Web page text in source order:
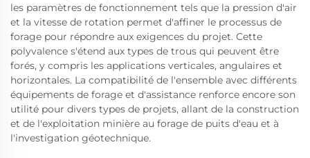
les paramètres de fonctionnement tels que la pression d'air
et la vitesse de rotation permet d'affiner le processus de
forage pour répondre aux exigences du projet. Cette
polyvalence s'étend aux types de trous qui peuvent être
forés, y compris les applications verticales, angulaires et
horizontales. La compatibilité de l'ensemble avec différents
équipements de forage et d'assistance renforce encore son
utilité pour divers types de projets, allant de la construction
et de l'exploitation minière au forage de puits d'eau et à
l'investigation géotechnique.